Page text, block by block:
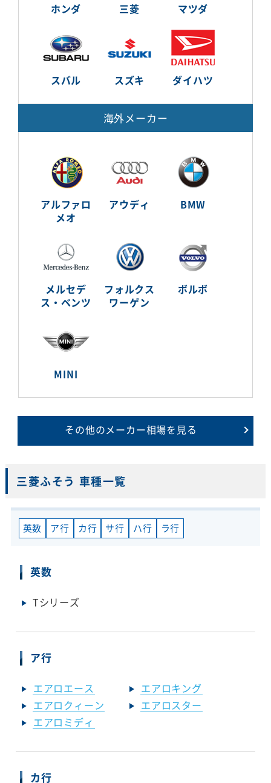
ホンダ 三菱 マツダ
スバル スズキ ダイハツ
海外メーカー
アルファロ
メオ
アウディ BMW
メルセデ
ス・ベンツ
フォルクス
ワーゲン
ボルボ
MINI
その他のメーカー相場を見る
三菱ふそう 車種一覧
英数 ア行 カ行 サ行 ハ行 ラ行
英数
Tシリーズ
ア行
エアロエース
エアロキング
エアロクィーン
エアロスター
エアロミディ
カ行